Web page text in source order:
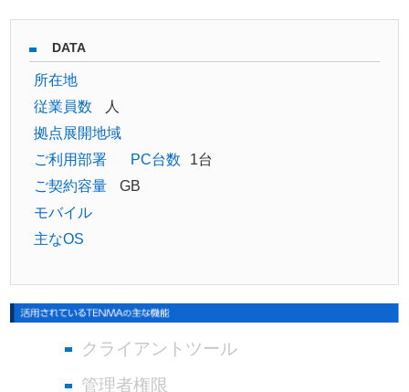
DATA
所在地
従業員数
人
拠点展開地域
ご利用部署
PC台数
1台
ご契約容量
GB
モバイル
主なOS
クライアントツール
管理者権限